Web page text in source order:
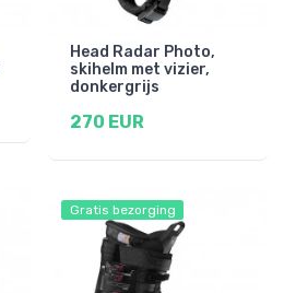
Head Radar Photo,
skihelm met vizier,
donkergrijs
270 EUR
Gratis bezorging